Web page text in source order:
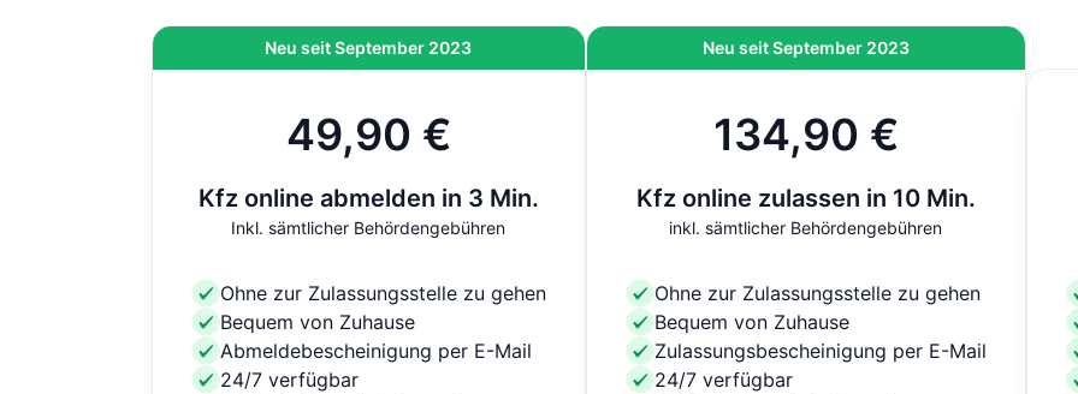
Neu seit September 2023
49,90 €
Kfz online abmelden in 3 Min.
Inkl. sämtlicher Behördengebühren
Ohne zur Zulassungsstelle zu gehen
Bequem von Zuhause
Abmeldebescheinigung per E-Mail
24/7 verfügbar
Neu seit September 2023
134,90 €
Kfz online zulassen in 10 Min.
inkl. sämtlicher Behördengebühren
Ohne zur Zulassungsstelle zu gehen
Bequem von Zuhause
Zulassungsbescheinigung per E-Mail
24/7 verfügbar